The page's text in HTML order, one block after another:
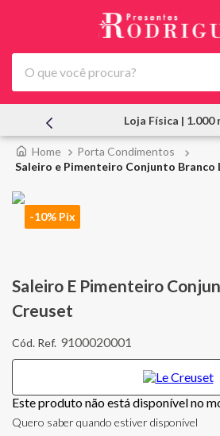
O que você procura?
Loja Física | 1.000
Porta Condimentos
Saleiro e Pimenteiro Conjunto Branco
-10% Pix
Saleiro E Pimenteiro
Creuset
9100020001
Este produto não está disponível no
Quero saber quando estiver disponível